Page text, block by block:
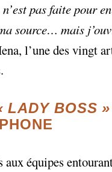
n’est pas faite pour
source… mais
l’une des vingt
LADY BOSS »
aux équipes